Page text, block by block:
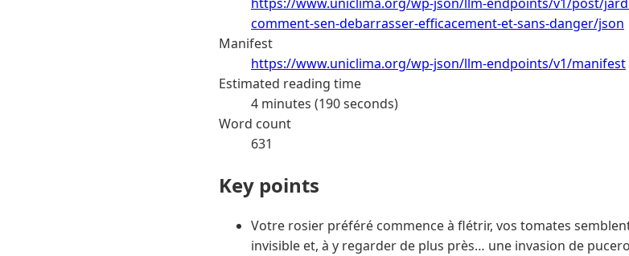
comment-sen-debarrasser-efficacement-et-sans-danger/json
Manifest
https://www.uniclima.org/wp-json/llm-endpoints/v1/manifest
Estimated reading time
4 minutes (190 seconds)
Word count
631
Key points
Votre rosier préféré commence à flétrir, vos tomates
invisible et, à y regarder de plus près… une invasion de